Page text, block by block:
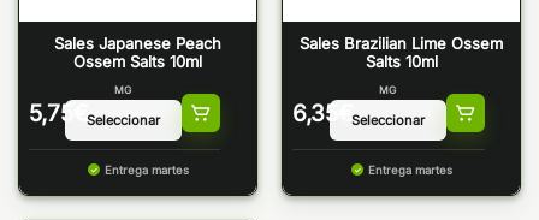
Sales Japanese Peach
Ossem Salts 10ml
5,75 €
MG
Entrega martes
Sales Brazilian Lime Ossem
Salts 10ml
6,35 €
MG
Entrega martes